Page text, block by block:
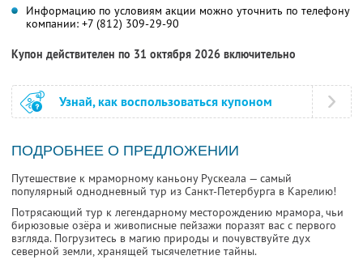
Информацию по условиям акции можно уточнить по телефону
компании: +7 (812) 309-29-90
Купон действителен по 31 октября 2026 включительно
Узнай, как воспользоваться купоном
ПОДРОБНЕЕ О ПРЕДЛОЖЕНИИ
Путешествие к мраморному каньону Рускеала — самый
популярный однодневный тур из Санкт-Петербурга в Карелию!
Потрясающий тур к легендарному месторождению мрамора, чьи
бирюзовые озёра и живописные пейзажи поразят вас с первого
взгляда. Погрузитесь в магию природы и почувствуйте дух
северной земли, хранящей тысячелетние тайны.